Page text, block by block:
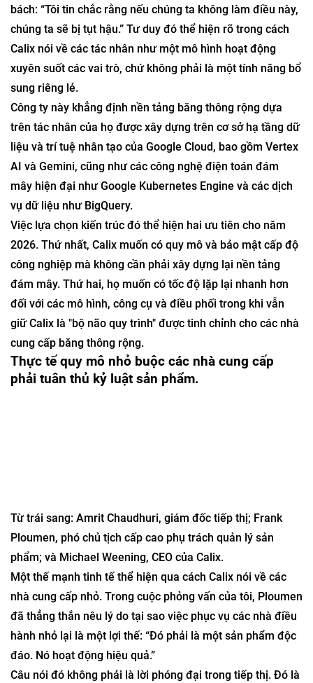
bách: “Tôi tin chắc rằng nếu chúng ta không làm điều này,
chúng ta sẽ bị tụt hậu.” Tư duy đó thể hiện rõ trong cách
Calix nói về các tác nhân như một mô hình hoạt động
xuyên suốt các vai trò, chứ không phải là một tính năng bổ
sung riêng lẻ.
Công ty này khẳng định nền tảng băng thông rộng dựa
trên tác nhân của họ được xây dựng trên cơ sở hạ tầng dữ
liệu và trí tuệ nhân tạo của Google Cloud, bao gồm Vertex
AI và Gemini, cũng như các công nghệ điện toán đám
mây hiện đại như Google Kubernetes Engine và các dịch
vụ dữ liệu như BigQuery.
Việc lựa chọn kiến ​​trúc đó thể hiện hai ưu tiên cho năm
2026. Thứ nhất, Calix muốn có quy mô và bảo mật cấp độ
công nghiệp mà không cần phải xây dựng lại nền tảng
đám mây. Thứ hai, họ muốn có tốc độ lặp lại nhanh hơn
đối với các mô hình, công cụ và điều phối trong khi vẫn
giữ Calix là "bộ não quy trình" được tinh chỉnh cho các nhà
cung cấp băng thông rộng.
Thực tế quy mô nhỏ buộc các nhà cung cấp
phải tuân thủ kỷ luật sản phẩm.
Từ trái sang: Amrit Chaudhuri, giám đốc tiếp thị; Frank
Ploumen, phó chủ tịch cấp cao phụ trách quản lý sản
phẩm; và Michael Weening, CEO của Calix.
Một thế mạnh tinh tế thể hiện qua cách Calix nói về các
nhà cung cấp nhỏ. Trong cuộc phỏng vấn của tôi, Ploumen
đã thẳng thắn nêu lý do tại sao việc phục vụ các nhà điều
hành nhỏ lại là một lợi thế: “Đó phải là một sản phẩm độc
đáo. Nó hoạt động hiệu quả.”
Câu nói đó không phải là lời phóng đại trong tiếp thị. Đó là